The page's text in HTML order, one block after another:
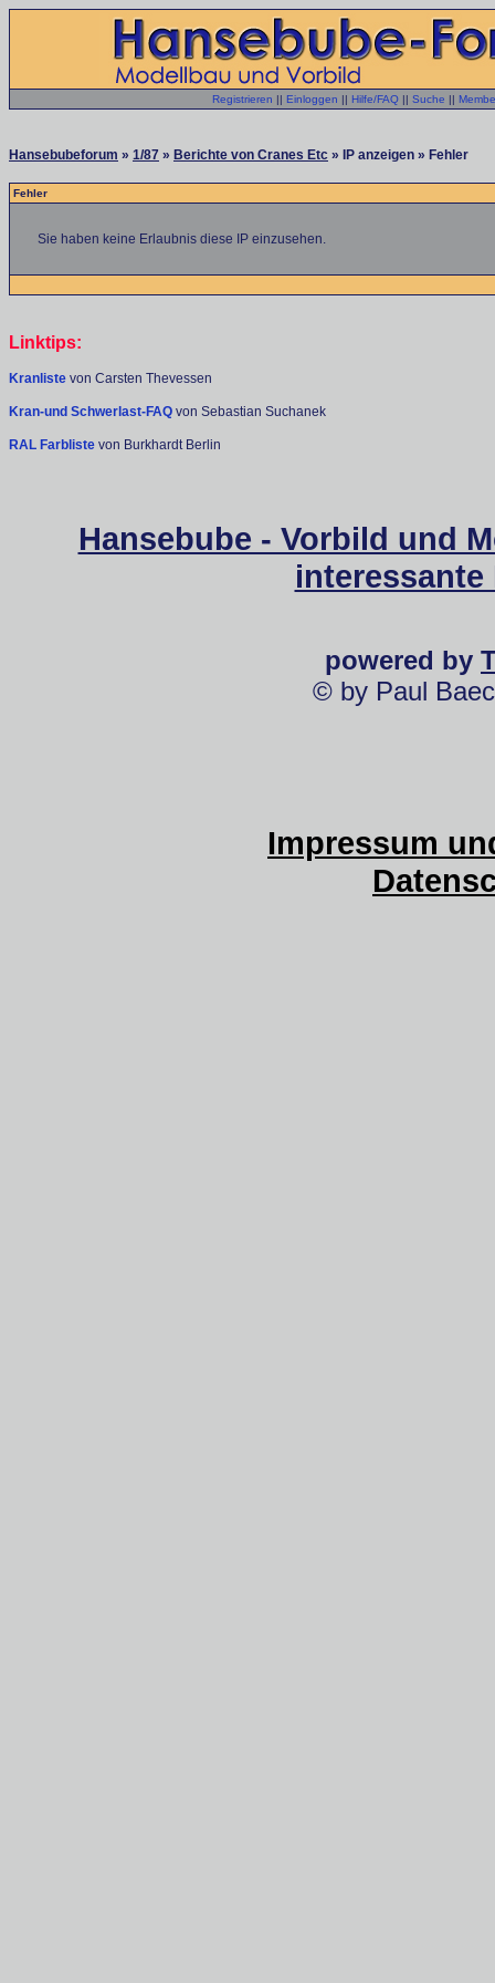
Registrieren || Einloggen || Hilfe/FAQ || Suche ||
Hansebubeforum » 1/87 » Berichte von Cranes Etc » IP anzeigen » Fehler
Fehler
Sie haben keine Erlaubnis diese IP einzusehen.
Linktips:
Kranliste von Carsten Thevessen
Kran-und Schwerlast-FAQ von Sebastian Suchanek
RAL Farbliste von Burkhardt Berlin
Hansebube - Vorbild und
powered by
© by Paul
Impressum